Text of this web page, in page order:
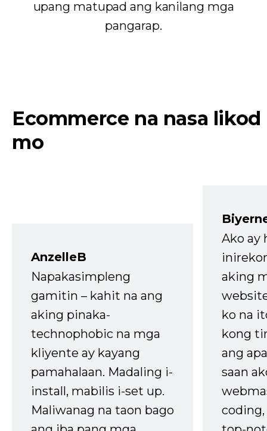
upang matupad ang kanilang mga
pangarap.
Ecommerce na nasa likod
mo
AnzelleB
Napakasimpleng
gamitin – kahit na ang
aking pinaka-
technophobic na mga
kliyente ay kayang
pamahalaan. Madaling i-
install, mabilis i-set up.
Maliwanag na taon bago
Ako ay
aking
ko na
kong
ang
saan